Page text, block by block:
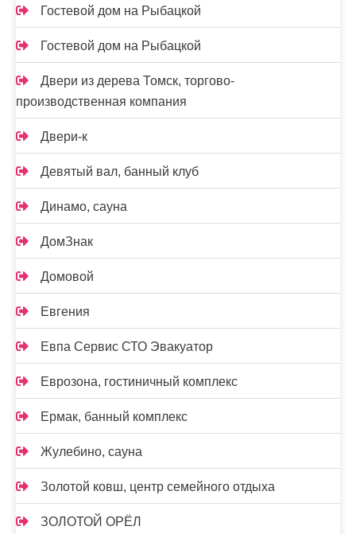
Гостевой дом на Рыбацкой
Гостевой дом на Рыбацкой
Двери из дерева Томск, торгово-
производственная компания
Двери-к
Девятый вал, банный клуб
Динамо, сауна
ДомЗнак
Домовой
Евгения
Евпа Сервис СТО Эвакуатор
Еврозона, гостиничный комплекс
Ермак, банный комплекс
Жулебино, сауна
Золотой ковш, центр семейного отдыха
ЗОЛОТОЙ ОРЁЛ